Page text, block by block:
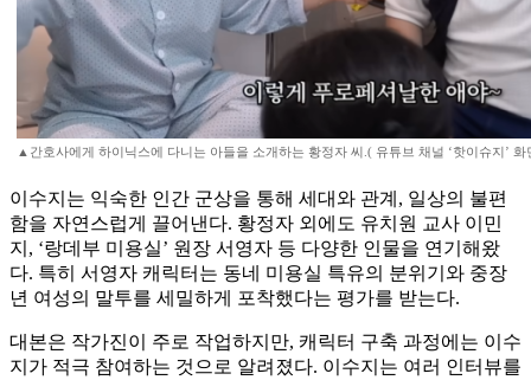
▲간호사에게 하이닉스에 다니는 아들을 소개하는 황정자 씨.( 유튜브 채널 ‘핫이슈지’ 화
이수지는 익숙한 인간 군상을 통해 세대와 관계, 일상의 불편
함을 자연스럽게 끌어낸다. 황정자 외에도 유치원 교사 이민
지, ‘랑데부 미용실’ 원장 서영자 등 다양한 인물을 연기해왔
다. 특히 서영자 캐릭터는 동네 미용실 특유의 분위기와 중장
년 여성의 말투를 세밀하게 포착했다는 평가를 받는다.
대본은 작가진이 주로 작업하지만, 캐릭터 구축 과정에는 이수
지가 적극 참여하는 것으로 알려졌다. 이수지는 여러 인터뷰를